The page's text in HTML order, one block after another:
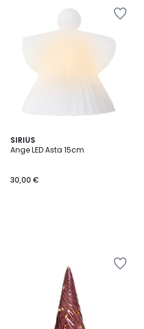
SIRIUS
Ange LED Asta 15cm
30,00 €